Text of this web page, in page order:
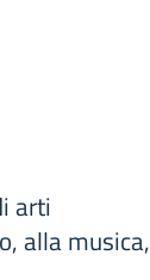
arti
alla musica,